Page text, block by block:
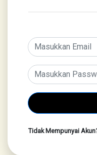
Tidak Mempunyai